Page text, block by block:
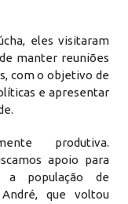
eles visitaram
manter reuniões
com o objetivo de
e apresentar
produtiva.
apoio para
população de
que voltou